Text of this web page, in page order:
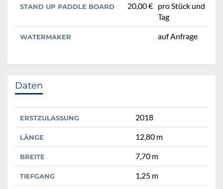
STAND UP PADDLE BOARD 20,00 € pro Stück und
Tag
WATERMAKER auf Anfrage
Daten
ERSTZULASSUNG 2018
LÄNGE 12,80 m
BREITE 7,70 m
TIEFGANG 1,25 m